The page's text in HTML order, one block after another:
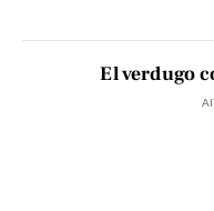
El verdugo